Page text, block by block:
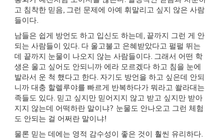
고 침착한 믿음, 그런 문제에 아예 휘말리고 싶지 않은 사람
들이다.
남들은 쉽게 방언도 하고 입신도 하는데 , 끝까지 그런 게 안
되는 사람들이 있다. 다 울고불고 은혜받았다고 펄펄 뛰는
데 끝까지 눈물이 나오지 않는 사람들이다. 그래서 어떤 학
생은 울고 싶어도 안되니까 에라 모르겠다 하고 침을 눈에
발라서 운 척 했다고 한다. 자기도 방언을 하고 싶은데 안되
니까 대충 할렐루야를 빠르게 반복하다가 뭐라고 쏼라대는
족들도 있다. 믿고 싶지만 믿어지지 않고 받고 싶지만 받아
지지 않는데 어떡하란 말이냐? 눈물도 안나오고 그런 체험
도 안되는 걸 어쩌란 말이냐!
물론 믿는 데에는 영적 감수성이 좋은 것이 훨씬 유리하다.